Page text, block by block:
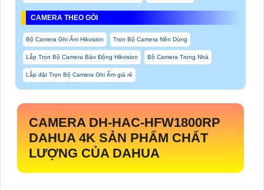
CAMERA THEO GÓI
Bộ Camera Ghi Âm Hikvision Trọn Bộ Camera Nên Dùng
Lắp Trọn Bộ Camera Báo Động Hikvision Bộ Camera Trong Nhà
Lắp đặt Trọn Bộ Camera Ghi Âm giá rẻ
CAMERA DH-HAC-HFW1800RP
DAHUA 4K SẢN PHẨM CHẤT
LƯỢNG CỦA DAHUA